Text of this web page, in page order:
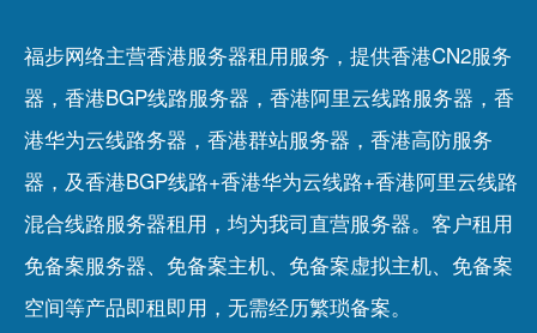
福步网络主营香港服务器租用服务，提供香港CN2服务
器，香港BGP线路服务器，香港阿里云线路服务器，香
港华为云线路务器，香港群站服务器，香港高防服务
器，及香港BGP线路+香港华为云线路+香港阿里云线路
混合线路服务器租用，均为我司直营服务器。客户租用
免备案服务器、 免备案主机、 免备案虚拟主机、 免备案
空间等产品即租即用，无需经历繁琐备案。